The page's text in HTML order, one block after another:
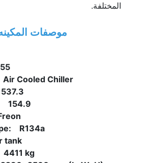
المختلفة.
موصفات
Air Cooled Chiller
537.3
154.9
R134a
tank:
4411 kg